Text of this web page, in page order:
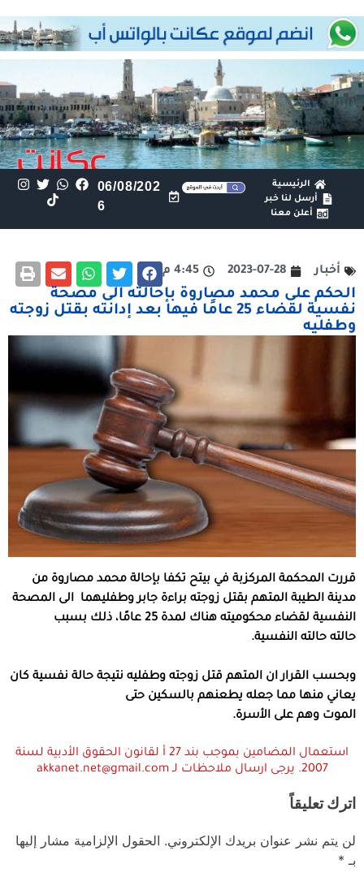
الرئيسية
أرسل لنا خبر
أعلن معنا
06/08/202
6
أخبار 2023-07-28 4:45 م
الحكم على محمد مصاروة بإحالته الى مصحة
نفسية لقضاء 25 عامًا فيها بعد إدانته بقتل زوجته
وطفليه
قررت المحكمة المركزبة في بيتح تكفا بإحالة محمد مصاروة من
مدينة الطيبة المتهم بقتل زوجته براءة جابر وطفليهما الى المصحة
النفسية لقضاء محكوميته هناك لمدة 25 عامًا، ذلك بسبب
حالته حالته النفسية.
وبحسب القرار ان المتهم قتل زوجته وطفليه نتيجة حالة نفسية كان
يعاني منها مما جعله يطعنهم بالسكين حتى
الموت وهم على الأسرة.
استعمال المضامين بموجب بند 27 أ لقانون الحقوق الأدبية لسنة
2007. يرجى ارسال ملاحظات لـ akkanet.net@gmail.com
اترك تعليقاً
لن يتم نشر عنوان بريدك الإلكتروني. الحقول الإلزامية مشار إليها
بـ *